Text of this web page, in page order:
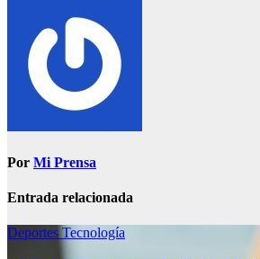
Por Mi Prensa
Entrada relacionada
Deportes Tecnología